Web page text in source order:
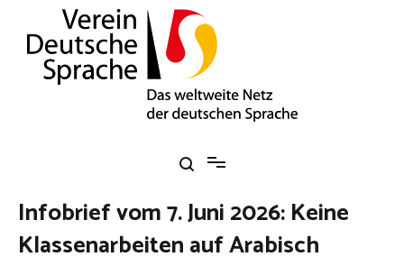
springen
Infobrief vom 7. Juni 2026: Keine
Klassenarbeiten auf Arabisch